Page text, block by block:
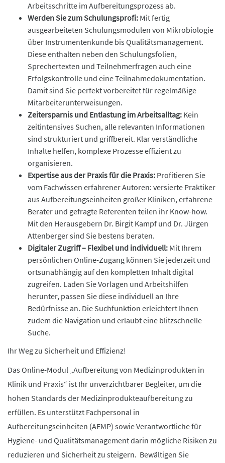
Arbeitsschritte im Aufbereitungsprozess ab.
Werden Sie zum Schulungsprofi: Mit fertig
ausgearbeiteten Schulungsmodulen von Mikrobiologie
über Instrumentenkunde bis Qualitätsmanagement.
Diese enthalten neben den Schulungsfolien,
Sprechertexten und Teilnehmerfragen auch eine
Erfolgskontrolle und eine Teilnahmedokumentation.
Damit sind Sie perfekt vorbereitet für regelmäßige
Mitarbeiterunterweisungen.
Zeitersparnis und Entlastung im Arbeitsalltag: Kein
zeitintensives Suchen, alle relevanten Informationen
sind strukturiert und griffbereit. Klar verständliche
Inhalte helfen, komplexe Prozesse effizient zu
organisieren.
Expertise aus der Praxis für die Praxis: Profitieren Sie
vom Fachwissen erfahrener Autoren: versierte Praktiker
aus Aufbereitungseinheiten großer Kliniken, erfahrene
Berater und gefragte Referenten teilen ihr Know-how.
Mit den Herausgebern Dr. Birgit Kampf und Dr. Jürgen
Attenberger sind Sie bestens beraten.
Digitaler Zugriff – Flexibel und individuell: Mit Ihrem
persönlichen Online-Zugang können Sie jederzeit und
ortsunabhängig auf den kompletten Inhalt digital
zugreifen. Laden Sie Vorlagen und Arbeitshilfen
herunter, passen Sie diese individuell an Ihre
Bedürfnisse an. Die Suchfunktion erleichtert Ihnen
zudem die Navigation und erlaubt eine blitzschnelle
Suche.
Ihr Weg zu Sicherheit und Effizienz!
Das Online-Modul „Aufbereitung von Medizinprodukten in
Klinik und Praxis“ ist Ihr unverzichtbarer Begleiter, um die
hohen Standards der Medizinprodukteaufbereitung zu
erfüllen. Es unterstützt Fachpersonal in
Aufbereitungseinheiten (AEMP) sowie Verantwortliche für
Hygiene- und Qualitätsmanagement darin mögliche Risiken zu
reduzieren und Sicherheit zu steigern. Bewältigen Sie